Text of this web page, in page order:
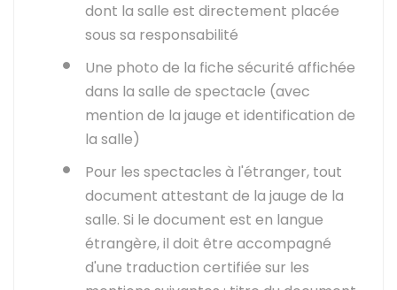
dont la salle est directement placée
sous sa responsabilité
Une photo de la fiche sécurité affichée
dans la salle de spectacle (avec
mention de la jauge et identification de
la salle)
Pour les spectacles à l'étranger, tout
document attestant de la jauge de la
salle. Si le document est en langue
étrangère, il doit être accompagné
d'une traduction certifiée sur les